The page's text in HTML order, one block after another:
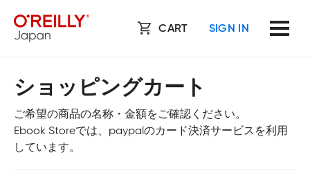
CART SIGN IN
ショッピングカート
ご希望の商品の名称・金額をご確認ください。
Ebook Storeでは、paypalのカード決済サービスを利用
しています。